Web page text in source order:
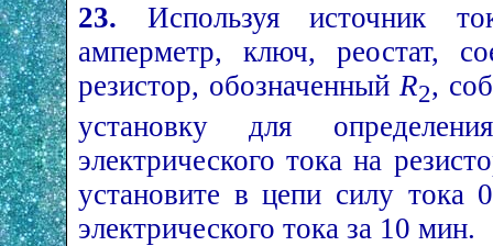
23. Используя источник
амперметр, ключ, реостат,
резистор, обозначенный R2,
установку для
электрического тока на
установите в цепи силу тока
электрического тока за 10 мин.